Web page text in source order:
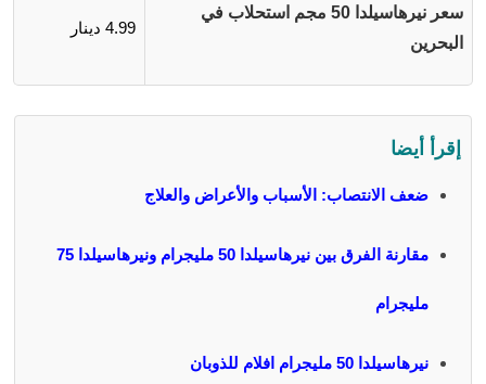
سعر نيرهاسيلدا 50 مجم استحلاب في
البحرين
4.99 دينار
إقرأ أيضا
ضعف الانتصاب: الأسباب والأعراض والعلاج
مقارنة الفرق بين نيرهاسيلدا 50 مليجرام ونيرهاسيلدا 75
مليجرام
نيرهاسيلدا 50 مليجرام افلام للذوبان